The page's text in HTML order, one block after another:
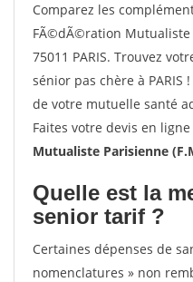
Comparez les
FÃ©dÃ©ration Mutualiste
75011 PARIS. Trouvez
sénior pas chère à
de votre mutuelle santé
Faites votre devis en ligne
Mutualiste Parisienne
Quelle est la
senior tarif ?
Certaines dépenses de
nomenclatures » non